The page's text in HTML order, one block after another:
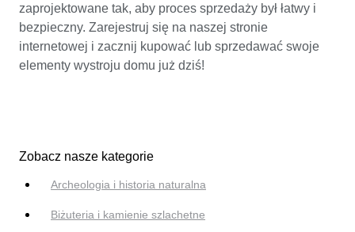
zaprojektowane tak, aby proces sprzedaży był łatwy i
bezpieczny. Zarejestruj się na naszej stronie
internetowej i zacznij kupować lub sprzedawać swoje
elementy wystroju domu już dziś!
Zobacz nasze kategorie
Archeologia i historia naturalna
Biżuteria i kamienie szlachetne